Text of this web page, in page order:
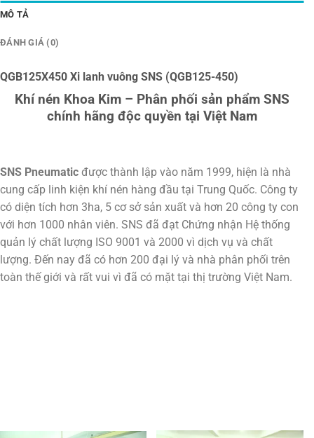
MÔ TẢ
ĐÁNH GIÁ (0)
QGB125X450 Xi lanh vuông SNS (QGB125-450)
Khí nén Khoa Kim – Phân phối sản phẩm SNS
chính hãng độc quyền tại Việt Nam
SNS Pneumatic được thành lập vào năm 1999, hiện là nhà
cung cấp linh kiện khí nén hàng đầu tại Trung Quốc. Công ty
có diện tích hơn 3ha, 5 cơ sở sản xuất và hơn 20 công ty con
với hơn 1000 nhân viên. SNS đã đạt Chứng nhận Hệ thống
quản lý chất lượng ISO 9001 và 2000 vì dịch vụ và chất
lượng. Đến nay đã có hơn 200 đại lý và nhà phân phối trên
toàn thế giới và rất vui vì đã có mặt tại thị trường Việt Nam.